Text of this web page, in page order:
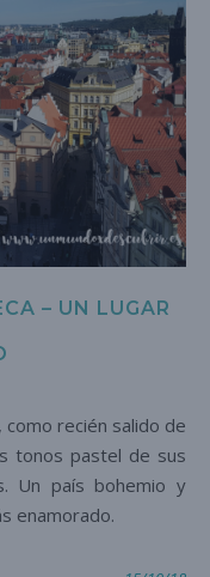
– UN LUGAR
tonos pastel de sus
Un país bohemio y
enamorado.